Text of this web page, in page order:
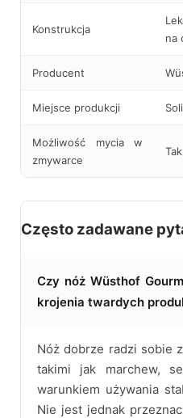
Konstrukcja
na
Producent
Miejsce produkcji
Możliwość mycia w
zmywarce
Często zadawane
Czy nóż Wüsthof
krojenia twardych
Nóż dobrze radzi sobie
takimi jak marchew,
warunkiem używania
Nie jest jednak